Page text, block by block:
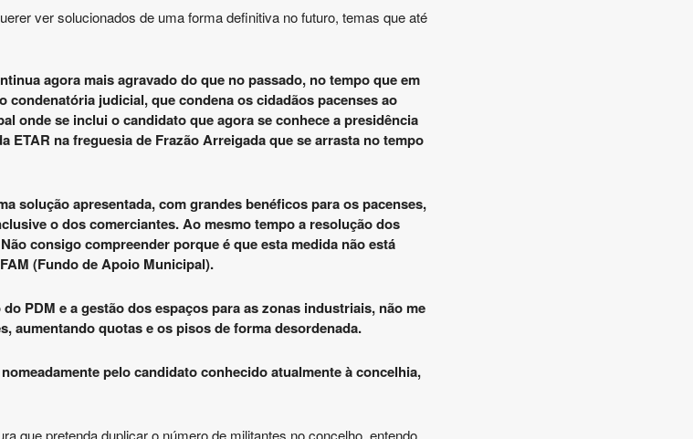
ver solucionados de uma forma definitiva no futuro, temas que até
agora mais agravado do que no passado, no tempo que em
condenatória judicial, que condena os cidadãos pacenses ao
onde se inclui o candidato que agora se conhece a presidência
na freguesia de Frazão Arreigada que se arrasta no tempo
solução apresentada, com grandes benéficos para os pacenses,
o dos comerciantes. Ao mesmo tempo a resolução dos
consigo compreender porque é que esta medida não está
(Fundo de Apoio Municipal).
PDM e a gestão dos espaços para as zonas industriais, não me
aumentando quotas e os pisos de forma desordenada.
pelo candidato conhecido atualmente à concelhia,
que pretenda duplicar o número de militantes no concelho, entendo